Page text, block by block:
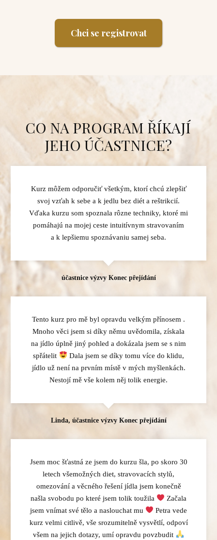
Chci se registrovat
CO NA PROGRAM ŘÍKAJÍ
JEHO ÚČASTNICE?
Kurz môžem odporučiť všetkým, ktorí chcú zlepšiť
svoj vzťah k sebe a k jedlu bez diét a reštrikcií.
Vďaka kurzu som spoznala rôzne techniky, ktoré mi
pomáhajú na mojej ceste intuitívnym stravovaním
a k lepšiemu spoznávaniu samej seba.
účastnice výzvy Konec přejídání
Tento kurz pro mě byl opravdu velkým přínosem .
Mnoho věci jsem si díky němu uvědomila, získala
na jídlo úplně jiný pohled a dokázala jsem se s nim
spřátelit
Dala jsem se díky tomu více do klidu,
jídlo už není na prvním místě v mých myšlenkách.
Nestojí mě vše kolem něj tolik energie.
Linda, účastnice výzvy Konec přejídání
Jsem moc šťastná ze jsem do kurzu šla, po skoro 30
letech všemožných diet, stravovacích stylů,
omezování a věcného řešení jídla jsem konečně
našla svobodu po které jsem tolik toužila
Začala
jsem vnímat své tělo a naslouchat mu
Petra vede
kurz velmi citlivě, vše srozumitelně vysvětlí, odpoví
všem na jejich dotazy, umí opravdu povzbudit